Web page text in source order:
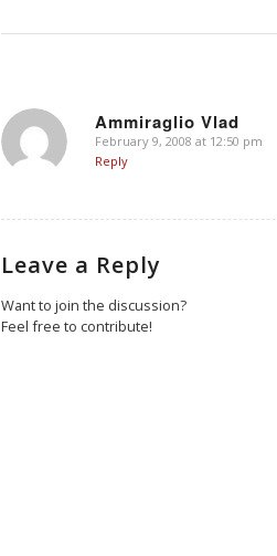
Ammiraglio Vlad
says:
February 9, 2008 at 12:50 pm
Reply
Leave a Reply
Want to join the discussion?
Feel free to contribute!